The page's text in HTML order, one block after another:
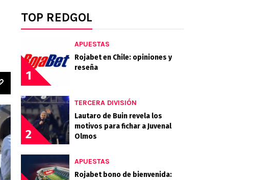
TOP REDGOL
1
APUESTAS
Rojabet en Chile: opiniones y
reseña
2
TERCERA DIVISIÓN
Lautaro de Buin revela los
motivos para fichar a Juvenal
Olmos
APUESTAS
Rojabet bono de bienvenida: